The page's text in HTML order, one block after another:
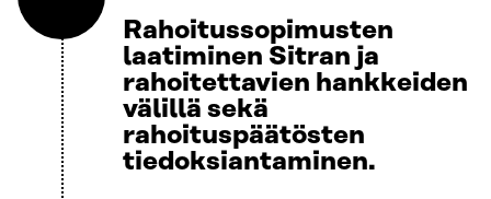
Rahoitussopimusten
laatiminen Sitran ja
rahoitettavien hankkeiden
välillä sekä
rahoituspäätösten
tiedoksiantaminen.